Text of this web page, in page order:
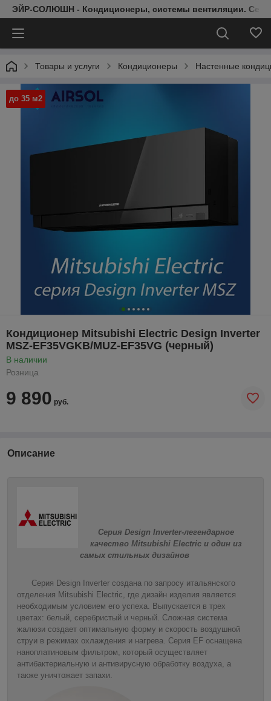
ЭЙР-СОЛЮШН - Кондиционеры, системы вентиляции.
Товары и услуги Кондиционеры Настенные
до 35 м2
Кондиционер Mitsubishi Electric Design Inverter
MSZ-EF35VGKB/MUZ-EF35VG (черный)
В наличии
Розница
9 890 руб.
Описание
Серия Design Inverter-легендарное
качество Mitsubishi Electric и один из
самых стильных дизайнов
Серия Design Inverter создана по запросу итальянского
отделения Mitsubishi Electric, где дизайн изделия является
необходимым условием его успеха. Выпускается в трех
цветах: белый, серебристый и черный. Сложная система
жалюзи создает оптимальную форму и скорость воздушной
струи в режимах охлаждения и нагрева. Серия EF оснащена
наноплатиновым фильтром, который осуществляет
антибактериальную и антивирусную обработку воздуха, а
также уничтожает запахи.